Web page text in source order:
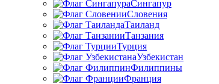
Сингапур
Словения
Таиланд
Танзания
Турция
Узбекистан
Филиппины
Франция